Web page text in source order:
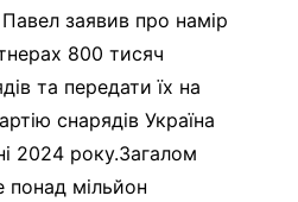
заявив про намір
800 тисяч
та передати їх на
снарядів Україна
2024 року.Загалом
понад мільйон